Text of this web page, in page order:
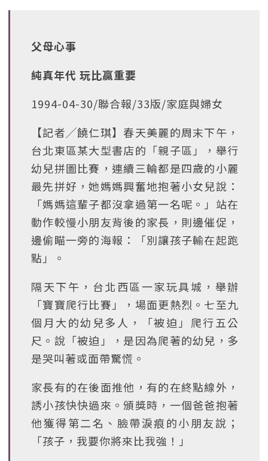
父母心事
純真年代 玩比贏重要
1994-04-30/聯合報/33版/家庭與婦女
【記者╱饒仁琪】春天美麗的周末下午，
台北東區某大型書店的「親子區」，舉行
幼兒拼圖比賽，連續三輪都是四歲的小麗
最先拼好，她媽媽興奮地抱著小女兒說：
「媽媽這輩子都沒拿過第一名呢。」站在
動作較慢小朋友背後的家長，則邊催促，
邊偷瞄一旁的海報：「別讓孩子輸在起跑
點」。
隔天下午，台北西區一家玩具城，舉辦
「寶寶爬行比賽」，場面更熱烈。七至九
個月大的幼兒多人，「被迫」爬行五公
尺。說「被迫」，是因為爬著的幼兒，多
是哭叫著或面帶驚慌。
家長有的在後面推他，有的在終點線外，
誘小孩快快過來。頒獎時，一個爸爸抱著
他獲得第二名、臉帶淚痕的小朋友說；
「孩子，我要你將來比我強！」